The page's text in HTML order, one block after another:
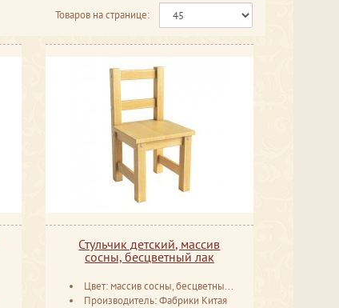
Товаров на странице:
Стульчик детский, массив
сосны, бесцветный лак
Цвет: массив сосны, бесцветный лак
Производитель: Фабрики Китая